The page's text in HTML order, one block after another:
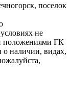
поселок
не
положениями ГК
наличии, видах,